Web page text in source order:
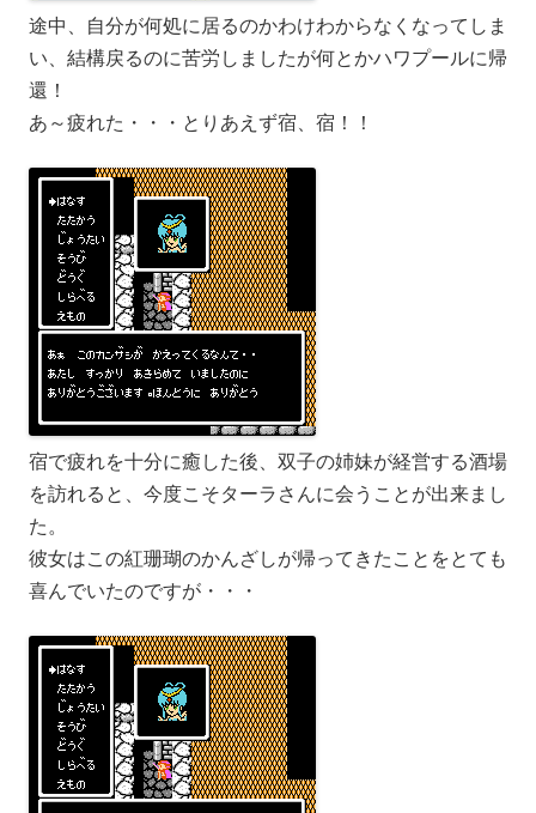
途中、自分が何処に居るのかわけわからなくなってしま
い、結構戻るのに苦労しましたが何とかハワプールに帰
還！
あ～疲れた・・・とりあえず宿、宿！！
宿で疲れを十分に癒した後、双子の姉妹が経営する酒場
を訪れると、今度こそターラさんに会うことが出来まし
た。
彼女はこの紅珊瑚のかんざしが帰ってきたことをとても
喜んでいたのですが・・・